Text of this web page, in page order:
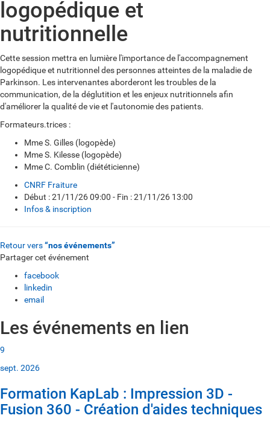
logopédique et
nutritionnelle
Cette session mettra en lumière l'importance de l'accompagnement
logopédique et nutritionnel des personnes atteintes de la maladie de
Parkinson. Les intervenantes aborderont les troubles de la
communication, de la déglutition et les enjeux nutritionnels afin
d'améliorer la qualité de vie et l'autonomie des patients.
Formateurs.trices :
Mme S. Gilles (logopède)
Mme S. Kilesse (logopède)
Mme C. Comblin (diététicienne)
CNRF Fraiture
Début : 21/11/26 09:00 - Fin : 21/11/26 13:00
Infos & inscription
Retour vers“nos événements”
Partager cet événement
facebook
linkedin
email
Les événements en lien
9
sept. 2026
Formation KapLab : Impression 3D -
Fusion 360 - Création d'aides techniques